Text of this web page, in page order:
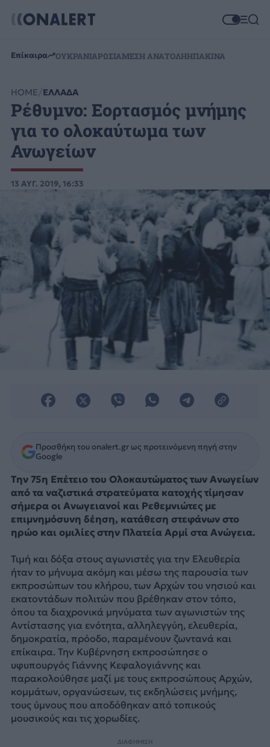
Επίκαιρα ΟΥΚΡΑΝΙΑΡΩΣΙΑΜΕΣΗ ΑΝΑΤΟΛΗΗΠΑΚΙΝΑ
HOME ΕΛΛΑΔΑ
Ρέθυμνο: Εορτασμός μνήμης
για το ολοκαύτωμα των
Ανωγείων
13 ΑΥΓ. 2019, 16:33
Προσθήκη του onalert.gr ως προτεινόμενη πηγή στην
Google
Την 75η Επέτειο του Ολοκαυτώματος των Ανωγείων
από τα ναζιστικά στρατεύματα κατοχής τίμησαν
σήμερα οι Ανωγειανοί και Ρεθεμνιώτες με
επιμνημόσυνη δέηση, κατάθεση στεφάνων στο
ηρώο και ομιλίες στην Πλατεία Αρμί στα Ανώγεια.
Τιμή και δόξα στους αγωνιστές για την Ελευθερία
ήταν το μήνυμα ακόμη και μέσω της παρουσία των
εκπροσώπων του κλήρου, των Αρχών του νησιού και
εκατοντάδων πολιτών που βρέθηκαν στον τόπο,
όπου τα διαχρονικά μηνύματα των αγωνιστών της
Αντίστασης για ενότητα, αλληλεγγύη, ελευθερία,
δημοκρατία, πρόοδο, παραμένουν ζωντανά και
επίκαιρα. Την Κυβέρνηση εκπροσώπησε ο
υφυπουργός Γιάννης Κεφαλογιάννης και
παρακολούθησε μαζί με τους εκπροσώπους Αρχών,
κομμάτων, οργανώσεων, τις εκδηλώσεις μνήμης,
τους ύμνους που αποδόθηκαν από τοπικούς
μουσικούς και τις χορωδίες.
ΔΙΑΦΗΜΙΣΗ